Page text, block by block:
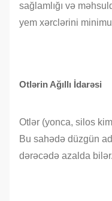
sağlamlığı və
yem xərclərini
Otlərin Ağıllı İdarəsi
Otlər (yonca, silos
Bu sahədə düzgün
dərəcədə azalda bilər.